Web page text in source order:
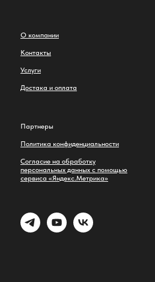
О компании
Контакты
Услуги
Достака и оплата
Партнеры
Политика конфиденциальности
Cогласие на обработку
персональных данных с помощью
сервиса «Яндекс.Метрика»